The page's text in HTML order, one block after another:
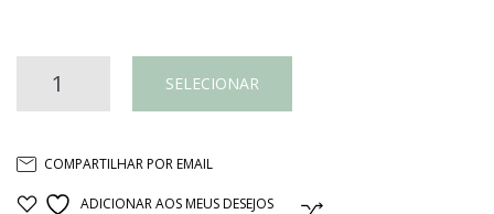
VASO
BAIXO
SELECIONAR
COMPARTILHAR POR EMAIL
ADICIONAR AOS MEUS DESEJOS